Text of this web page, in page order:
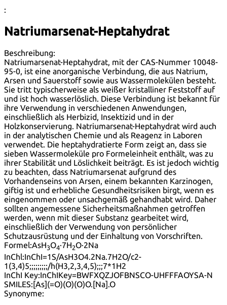
:
Natriumarsenat-Heptahydrat
Beschreibung:
Natriumarsenat-Heptahydrat, mit der CAS-Nummer 10048-
95-0, ist eine anorganische Verbindung, die aus Natrium,
Arsen und Sauerstoff sowie aus Wassermolekülen besteht.
Sie tritt typischerweise als weißer kristalliner Feststoff auf
und ist hoch wasserlöslich. Diese Verbindung ist bekannt für
ihre Verwendung in verschiedenen Anwendungen,
einschließlich als Herbizid, Insektizid und in der
Holzkonservierung. Natriumarsenat-Heptahydrat wird auch
in der analytischen Chemie und als Reagenz in Laboren
verwendet. Die heptahydratierte Form zeigt an, dass sie
sieben Wassermoleküle pro Formeleinheit enthält, was zu
ihrer Stabilität und Löslichkeit beiträgt. Es ist jedoch wichtig
zu beachten, dass Natriumarsenat aufgrund des
Vorhandenseins von Arsen, einem bekannten Karzinogen,
giftig ist und erhebliche Gesundheitsrisiken birgt, wenn es
eingenommen oder unsachgemäß gehandhabt wird. Daher
sollten angemessene Sicherheitsmaßnahmen getroffen
werden, wenn mit dieser Substanz gearbeitet wird,
einschließlich der Verwendung von persönlicher
Schutzausrüstung und der Einhaltung von Vorschriften.
Formel:AsH3O4·7H2O·2Na
InChl:InChI=1S/AsH3O4.2Na.7H2O/c2-
1(3,4)5;;;;;;;;;/h(H3,2,3,4,5);;;7*1H2
InChI Key:InChIKey=BWFXQZJOFBNSCO-UHFFFAOYSA-N
SMILES:[As](=O)(O)(O)O.[Na].O
Synonyme: